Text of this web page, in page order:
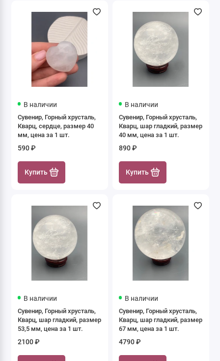
В наличии
Сувенир, Горный хрусталь,
Кварц, сердце, размер 40
мм, цена за 1 шт.
590 ₽
Купить
В наличии
Сувенир, Горный хрусталь,
Кварц, шар гладкий, размер
40 мм, цена за 1 шт.
890 ₽
Купить
В наличии
Сувенир, Горный хрусталь,
Кварц, шар гладкий, размер
53,5 мм, цена за 1 шт.
2100 ₽
В наличии
Сувенир, Горный хрусталь,
Кварц, шар гладкий, размер
67 мм, цена за 1 шт.
4790 ₽